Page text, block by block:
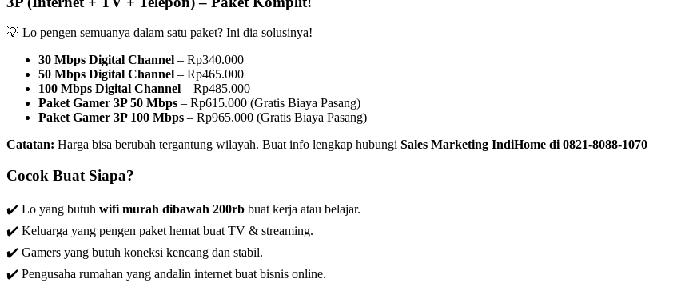
💡 Lo pengen semuanya dalam satu paket? Ini dia solusinya!
30 Mbps Digital Channel – Rp340.000
50 Mbps Digital Channel – Rp465.000
100 Mbps Digital Channel – Rp485.000
Paket Gamer 3P 50 Mbps – Rp615.000 (Gratis Biaya Pasang)
Paket Gamer 3P 100 Mbps – Rp965.000 (Gratis Biaya Pasang)
Catatan: Harga bisa berubah tergantung wilayah. Buat info lengkap hubungi Sales Marketing IndiHome di 0821-8088-1070
Cocok Buat Siapa?
✔️ Lo yang butuh wifi murah dibawah 200rb buat kerja atau belajar.
✔️ Keluarga yang pengen paket hemat buat TV & streaming.
✔️ Gamers yang butuh koneksi kencang dan stabil.
✔️ Pengusaha rumahan yang andalin internet buat bisnis online.